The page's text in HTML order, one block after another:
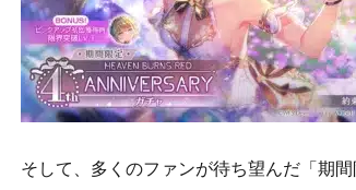
そして、多くのファンが待ち望んだ「期